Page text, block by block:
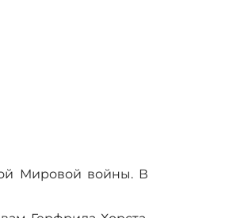
Мировой войны. В